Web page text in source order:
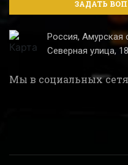
ЗАДАТЬ
Россия, Амурская
Северная улица,
Мы в социальных